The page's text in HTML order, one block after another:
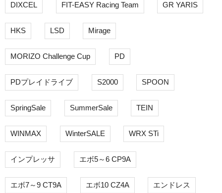
DIXCEL FIT-EASY Racing Team GR YARIS
HKS LSD Mirage
MORIZO Challenge Cup PD
PDプレイドライブ S2000 SPOON
SpringSale SummerSale TEIN
WINMAX WinterSALE WRX STi
インプレッサ エボ5～6 CP9A
エボ7～9 CT9A エボ10 CZ4A エンドレス